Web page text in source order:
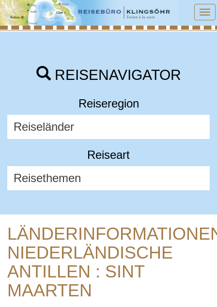
REISENAVIGATOR
Reiseregion
Reiseart
NIEDERLÄNDISCHE
ANTILLEN : SINT
MAARTEN